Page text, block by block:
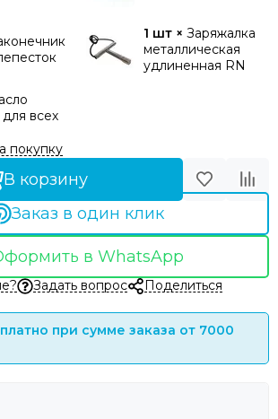
1 шт × Заряжалка
металлическая
удлиненная RN
всех
покупку
В корзину
Заказ в один клик
в WhatsApp
Задать вопрос Поделиться
при сумме заказа от 7000